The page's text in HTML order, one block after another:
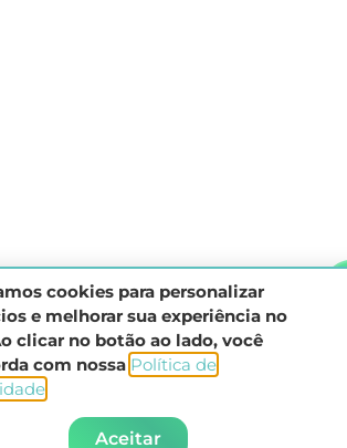
cookies para personalizar
e melhorar sua experiência no
clicar no botão ao lado, você
com nossa Política de
.​
Aceitar